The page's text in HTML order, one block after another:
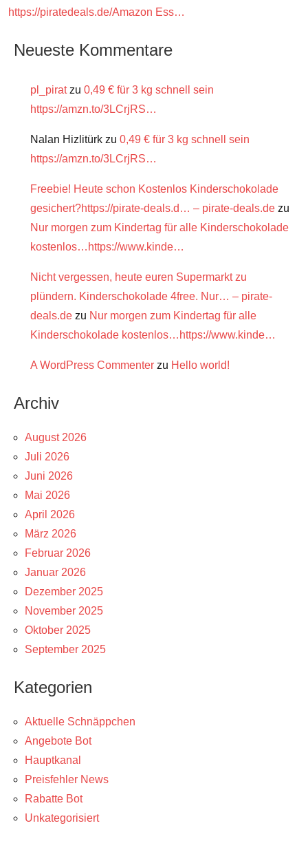
https://piratedeals.de/Amazon Ess…
Neueste Kommentare
pl_piratzu 0,49 € für 3 kg schnell sein
https://amzn.to/3LCrjRS…
Nalan Hizlitürk zu 0,49 € für 3 kg schnell sein
https://amzn.to/3LCrjRS…
Freebie! Heute schon Kostenlos Kinderschokolade
gesichert?https://pirate-deals.d… – pirate-deals.de zu
Nur morgen zum Kindertag für alle Kinderschokolade
kostenlos…https://www.kinde…
Nicht vergessen, heute euren Supermarkt zu
plündern. Kinderschokolade 4free. Nur… – pirate-
deals.de zu Nur morgen zum Kindertag für alle
Kinderschokolade kostenlos…https://www.kinde…
A WordPress Commenter zu Hello world!
Archiv
August 2026
Juli 2026
Juni 2026
Mai 2026
April 2026
März 2026
Februar 2026
Januar 2026
Dezember 2025
November 2025
Oktober 2025
September 2025
Kategorien
Aktuelle Schnäppchen
Angebote Bot
Hauptkanal
Preisfehler News
Rabatte Bot
Unkategorisiert